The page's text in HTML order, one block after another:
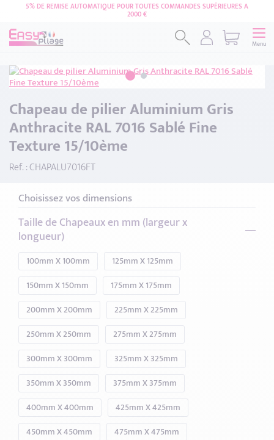
5% DE REMISE AUTOMATIQUE POUR TOUTES COMMANDES SUPÉRIEURES A
2000 €
Menu
Chapeau de pilier Aluminium Gris
Anthracite RAL 7016 Sablé Fine
Texture 15/10ème
Ref. : CHAPALU7016FT
Choisissez vos dimensions
Taille de Chapeaux en mm (largeur x
longueur)
100mm X 100mm
125mm X 125mm
150mm X 150mm
175mm X 175mm
200mm X 200mm
225mm X 225mm
250mm X 250mm
275mm X 275mm
300mm X 300mm
325mm X 325mm
350mm X 350mm
375mm X 375mm
400mm X 400mm
425mm X 425mm
450mm X 450mm
475mm X 475mm